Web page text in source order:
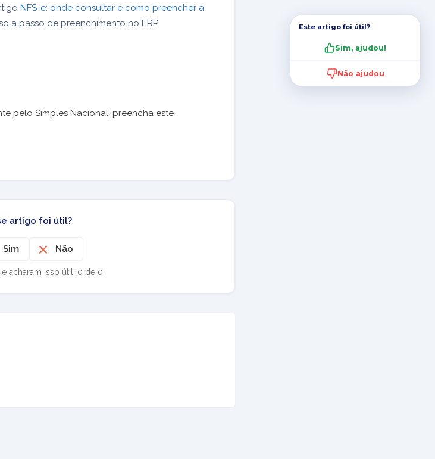
NFS-e: onde consultar e como preencher a
a passo de preenchimento no ERP.
pelo Simples Nacional, preencha este
artigo foi útil?
Sim Não
acharam isso útil: 0 de 0
Este artigo foi útil?
Sim, ajudou!
Não ajudou